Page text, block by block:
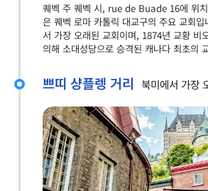
퀘벡 주 퀘벡 시, rue de Buade 16에 위
은 퀘벡 로마 카톨릭 대교구의 주요 교회
서 가장 오래된 교회이며, 1874년 교황
의해 소대성당으로 승격된 캐나다 최초의
쁘띠 샹플렝 거리 북미에서 가장